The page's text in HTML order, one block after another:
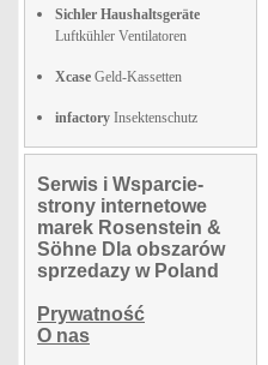
Sichler Haushaltsgeräte
Luftkühler Ventilatoren
Xcase Geld-Kassetten
infactory Insektenschutz
Serwis i Wsparcie-
strony internetowe
marek Rosenstein &
Söhne Dla obszarów
sprzedazy w Poland
Prywatność
O nas